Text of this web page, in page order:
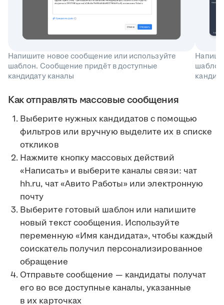
Напишите новое сообщение или используйте
шаблон. Сообщение придёт в доступные
кандидату каналы
Как отправлять массовые сообщения
Выберите нужных кандидатов с помощью
фильтров или вручную выделите их в списке
откликов
Нажмите кнопку массовых действий
«Написать» и выберите каналы связи: чат
hh.ru, чат «Авито Работы» или электронную
почту
Выберите готовый шаблон или напишите
новый текст сообщения. Используйте
переменную «Имя кандидата», чтобы каждый
соискатель получил персонализированное
обращение
Отправьте сообщение — кандидаты получат
его во все доступные каналы, указанные
в их карточках